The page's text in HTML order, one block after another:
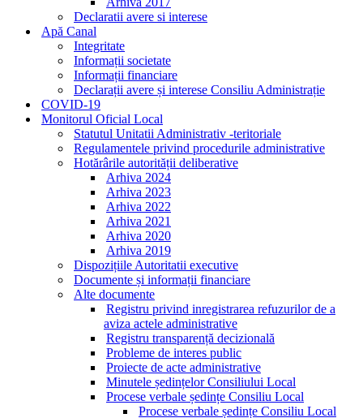
Declaratii avere si interese
Apă Canal
Integritate
Informații societate
Informații financiare
Declarații avere și interese Consiliu Administrație
COVID-19
Monitorul Oficial Local
Statutul Unitatii Administrativ -teritoriale
Regulamentele privind procedurile administrative
Hotărârile autorității deliberative
Arhiva 2024
Arhiva 2023
Arhiva 2022
Arhiva 2021
Arhiva 2020
Arhiva 2019
Dispozițiile Autoritatii executive
Documente și informații financiare
Alte documente
Registru privind inregistrarea refuzurilor de a
aviza actele administrative
Registru transparență decizională
Probleme de interes public
Proiecte de acte administrative
Minutele ședințelor Consiliului Local
Procese verbale ședințe Consiliu Local
Procese verbale ședințe Consiliu Local